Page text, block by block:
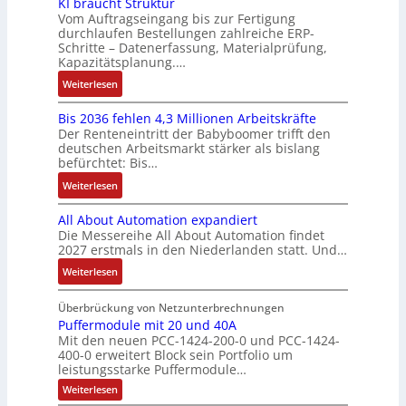
n
t
w
i
c
k
l
u
n
g
o
s
i
t
i
v
e
M
o
m
e
n
t
a
u
f
n
a
h
m
e
,
g
b
o
t
i
k
n
i
n
F
a
n
u
c
C
N
C
-
S
y
s
t
e
m
e
k
-
G
e
s
c
h
ä
f
t
s
f
h
r
e
r
u
m
V
o
r
s
s
t
è
m
e
s
:
Q
2
-
E
r
g
e
b
n
i
s
s
e
b
e
s
r
V
e
r
t
r
i
e
b
s
-
u
n
d
M
a
r
k
e
t
i
n
g
Vom Auftragseingang bis zur Fertigung
durchlaufen Bestellungen zahlreiche ERP-
Schritte – Datenerfassung, Materialprüfung,
Kapazitätsplanung.…
Weiterlesen:
K
I
b
r
a
u
c
h
t
S
t
r
u
k
t
u
r
Bis 2036 fehlen 4,3 Millionen Arbeitskräfte
Der Renteneintritt der Babyboomer trifft den
deutschen Arbeitsmarkt stärker als bislang
befürchtet: Bis…
Weiterlesen:
B
i
s
2
0
3
6
f
e
h
l
e
All About Automation expandiert
Die Messereihe All About Automation findet
2027 erstmals in den Niederlanden statt. Und…
Weiterlesen:
A
l
l
A
b
o
u
Überbrückung von Netzunterbrechnungen
Puffermodule mit 20 und 40A
Mit den neuen PCC-1424-200-0 und PCC-1424-
400-0 erweitert Block sein Portfolio um
leistungsstarke Puffermodule…
Weiterlesen:
P